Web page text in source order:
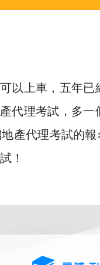
以上車，五年
代理考試，多
產代理考試的
！